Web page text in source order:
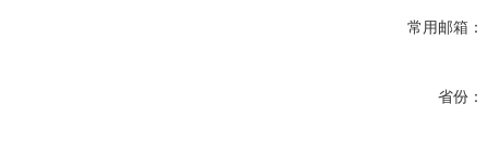
常用邮箱：
省份：